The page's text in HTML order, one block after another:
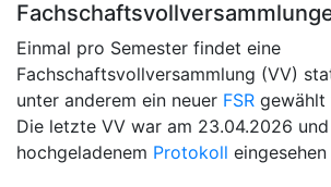
Einmal pro Semester findet eine
Fachschaftsvollversammlung (VV)
unter anderem ein neuer FSR gewählt
Die letzte VV war am 23.04.2026
hochgeladenem Protokoll